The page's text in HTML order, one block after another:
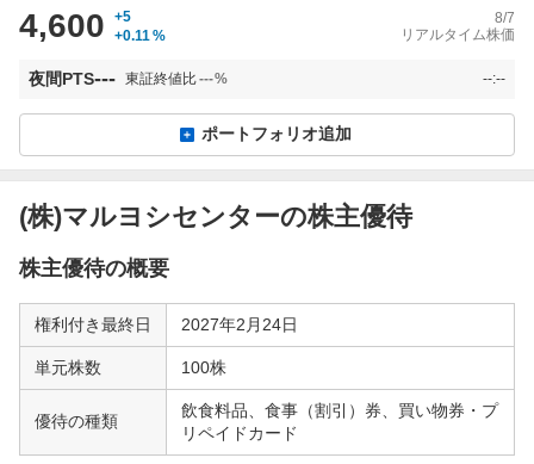
4,600
+5
+0.11 %
8/7
リアルタイム株価
夜間PTS--- 東証終値比---% --:--
ポートフォリオ追加
(株)マルヨシセンターの株主優待
株主優待の概要
権利付き最終日 2027年2月24日
単元株数 100株
優待の種類
飲食料品、食事（割引）券、買い物券・プ
リペイドカード